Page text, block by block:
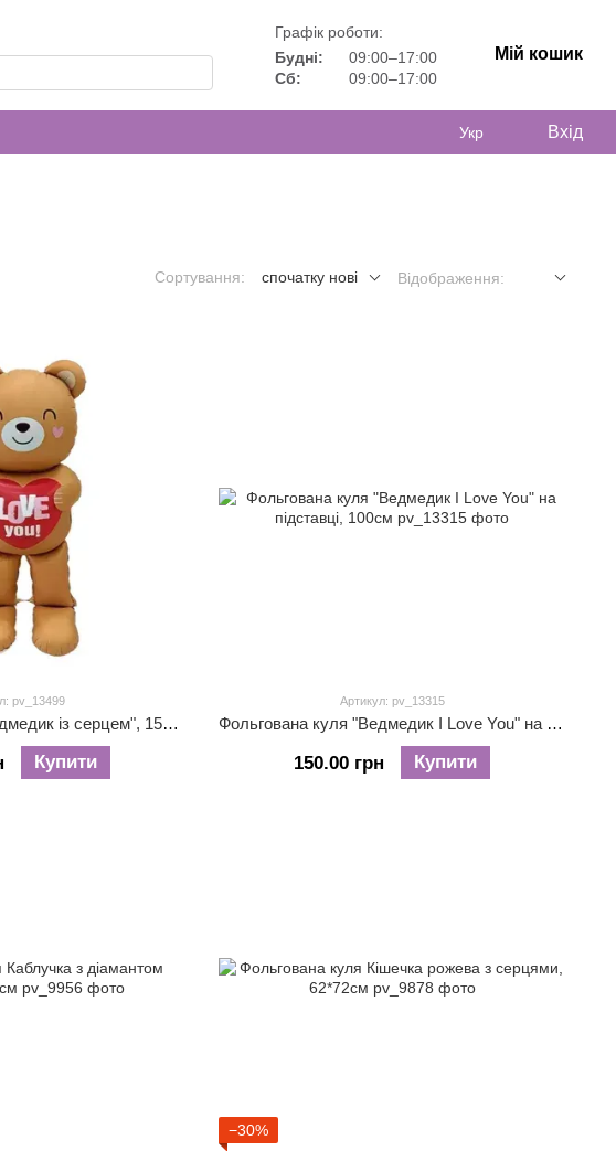
Графік роботи:
Будні:
09:00–17:00
Сб:
09:00–17:00
Мій кошик
Укр Вхід
Сортування: спочатку нові Відображення:
pv_13499
Фольгована куля "Ведмедик із серцем", 153см
Купити
Артикул: pv_13315
Фольгована куля "Ведмедик I Love You" на підставці, 100см
150.00 грн Купити
−30%